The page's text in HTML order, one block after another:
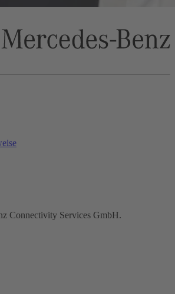
Connectivity Services GmbH.